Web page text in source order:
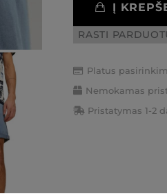
Į
RASTI
Platus
Nemokamas
Pristatymas 1-2